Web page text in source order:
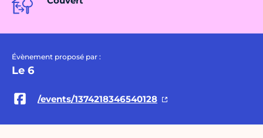
Évènement proposé par :
Le 6
/events/1374218346540128